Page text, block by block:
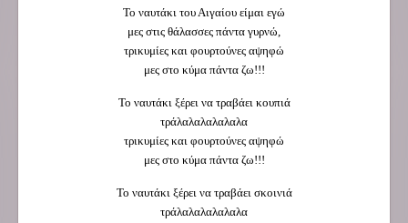
Το ναυτάκι του Αιγαίου είμαι εγώ
μες στις θάλασσες πάντα γυρνώ,
τρικυμίες και φουρτούνες αψηφώ
μες στο κύμα πάντα ζω!!!
Το ναυτάκι ξέρει να τραβάει κουπιά
τράλαλαλαλαλαλα
τρικυμίες και φουρτούνες αψηφώ
μες στο κύμα πάντα ζω!!!
Το ναυτάκι ξέρει να τραβάει σκοινιά
τράλαλαλαλαλαλα